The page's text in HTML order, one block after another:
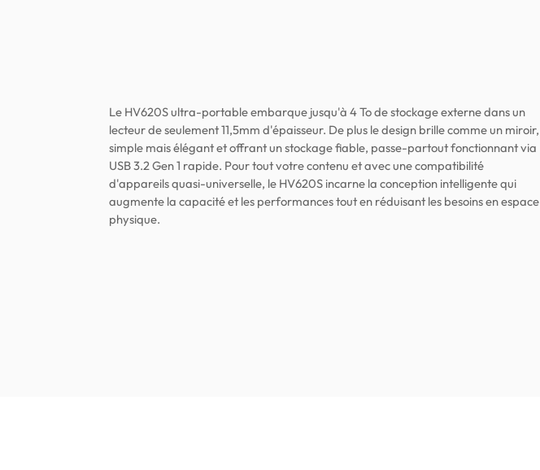
Le HV620S ultra-portable embarque jusqu'à 4 To de stockage externe dans un
lecteur de seulement 11,5mm d'épaisseur. De plus le design brille comme un miroir,
simple mais élégant et offrant un stockage fiable, passe-partout fonctionnant via
USB 3.2 Gen 1 rapide. Pour tout votre contenu et avec une compatibilité
d'appareils quasi-universelle, le HV620S incarne la conception intelligente qui
augmente la capacité et les performances tout en réduisant les besoins en espace
physique.